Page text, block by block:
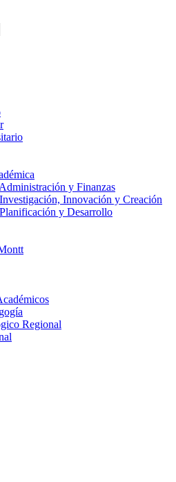
y Finanzas
Innovación y Creación
y Desarrollo
Regional